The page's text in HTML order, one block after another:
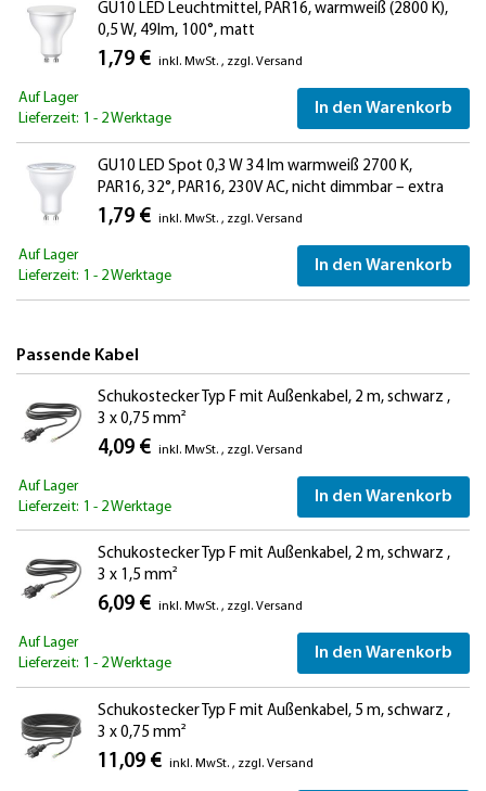
GU10 LED Leuchtmittel, PAR16, warmweiß (2800 K),
0,5 W, 49lm, 100°, matt
1,79 € inkl. MwSt. , zzgl. Versand
Auf Lager
Lieferzeit: 1 - 2 Werktage
In den Warenkorb
GU10 LED Spot 0,3 W 34 lm warmweiß 2700 K,
PAR16, 32°, PAR16, 230V AC, nicht dimmbar – extra
lichtschwaches LED Leuchtmittel für Vitrine, Nische,
1,79 € inkl. MwSt. , zzgl. Versand
Auf Lager
Lieferzeit: 1 - 2 Werktage
In den Warenkorb
Passende Kabel
Schukostecker Typ F mit Außenkabel, 2 m, schwarz ,
3 x 0,75 mm²
4,09 € inkl. MwSt. , zzgl. Versand
Auf Lager
Lieferzeit: 1 - 2 Werktage
In den Warenkorb
Schukostecker Typ F mit Außenkabel, 2 m, schwarz ,
3 x 1,5 mm²
6,09 € inkl. MwSt. , zzgl. Versand
Auf Lager
Lieferzeit: 1 - 2 Werktage
In den Warenkorb
Schukostecker Typ F mit Außenkabel, 5 m, schwarz ,
3 x 0,75 mm²
11,09 € inkl. MwSt. , zzgl. Versand